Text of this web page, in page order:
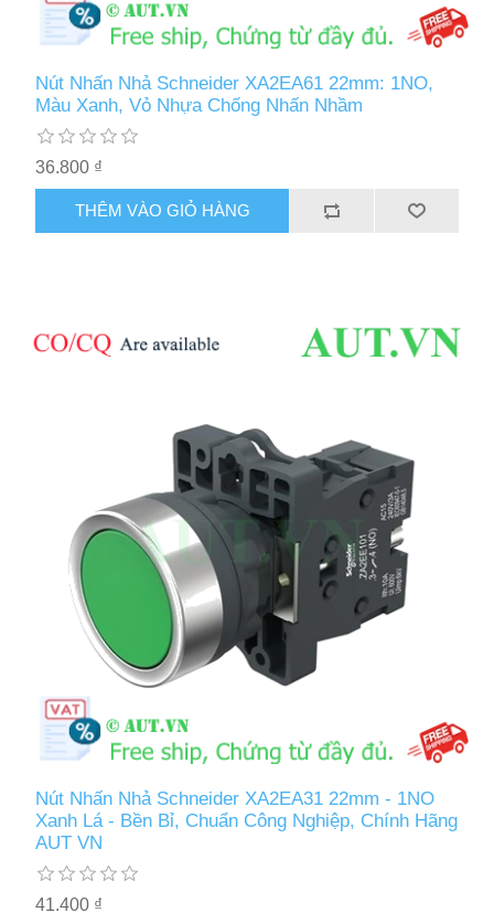
Nút Nhấn Nhả Schneider XA2EA61 22mm: 1NO,
Màu Xanh, Vỏ Nhựa Chống Nhấn Nhầm
36.800 ₫
THÊM VÀO GIỎ HÀNG
Nút Nhấn Nhả Schneider XA2EA31 22mm - 1NO
Xanh Lá - Bền Bỉ, Chuẩn Công Nghiệp, Chính Hãng
AUT VN
41.400 ₫